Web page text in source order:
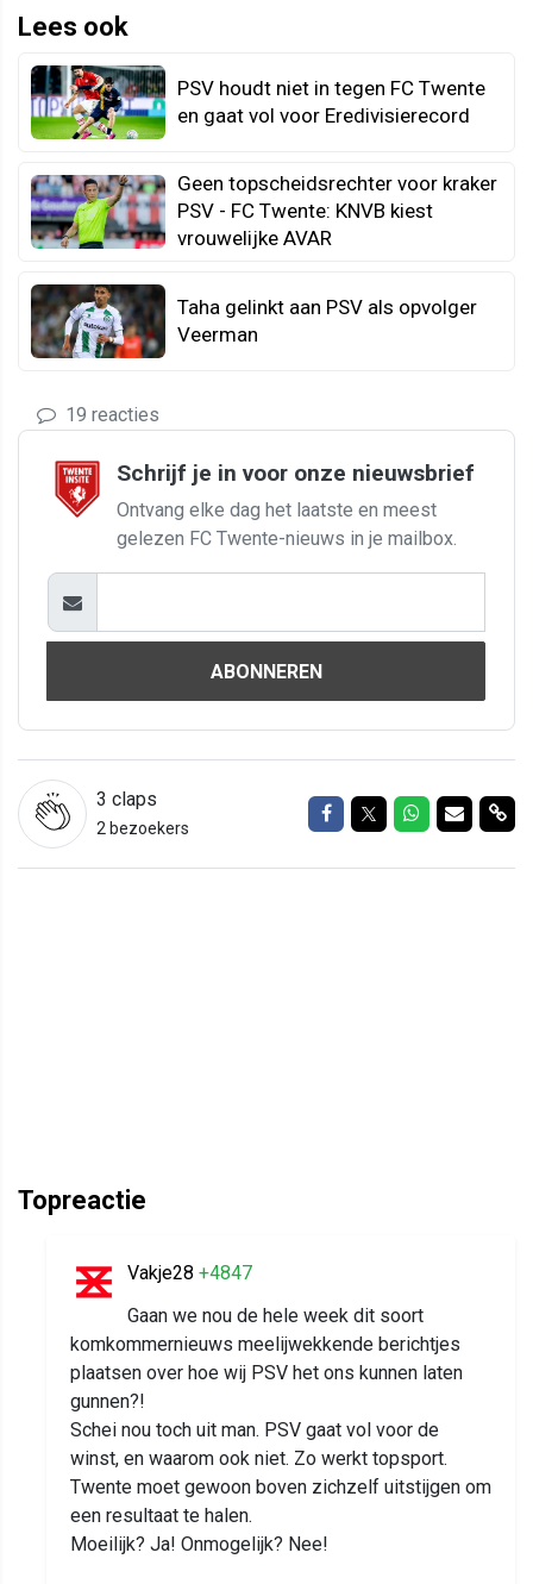
Lees ook
PSV houdt niet in tegen FC Twente
en gaat vol voor Eredivisierecord
Geen topscheidsrechter voor kraker
PSV - FC Twente: KNVB kiest
vrouwelijke AVAR
Taha gelinkt aan PSV als opvolger
Veerman
19 reacties
Schrijf je in voor onze nieuwsbrief
Ontvang elke dag het laatste en meest
gelezen FC Twente-nieuws in je mailbox.
ABONNEREN
3 claps
2 bezoekers
Delen op Facebook
Delen op Twitter
Delen op
Delen
Topreactie
Vakje28 +4847
Gaan we nou de hele week dit soort
komkommernieuws meelijwekkende berichtjes
plaatsen over hoe wij PSV het ons kunnen laten
gunnen?!
Schei nou toch uit man. PSV gaat vol voor de
winst, en waarom ook niet. Zo werkt topsport.
Twente moet gewoon boven zichzelf uitstijgen om
een resultaat te halen.
Moeilijk? Ja! Onmogelijk? Nee!